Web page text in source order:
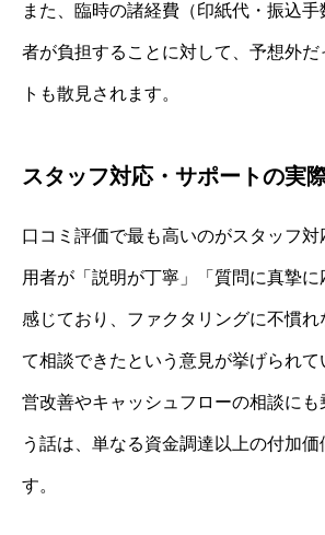
また、臨時の諸経費（印紙代・振込手
者が負担することに対して、予想外だ
トも散見されます。
スタッフ対応・サポートの実
口コミ評価で最も高いのがスタッフ対
用者が「説明が丁寧」「質問に真摯に
感じており、ファクタリングに不慣れ
て相談できたという意見が挙げられて
営改善やキャッシュフローの相談にも
う話は、単なる資金調達以上の付加価
す。